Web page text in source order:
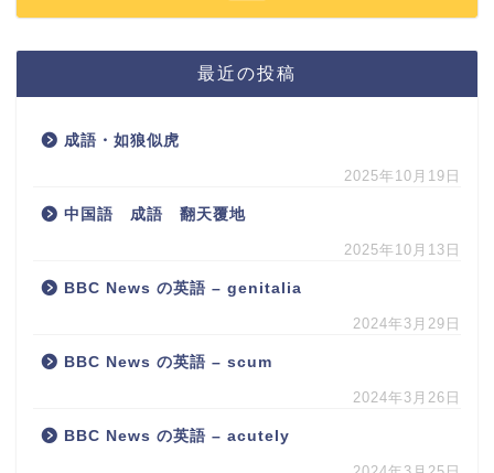
最近の投稿
成語・如狼似虎
2025年10月19日
中国語 成語 翻天覆地
2025年10月13日
BBC News の英語 – genitalia
2024年3月29日
BBC News の英語 – scum
2024年3月26日
BBC News の英語 – acutely